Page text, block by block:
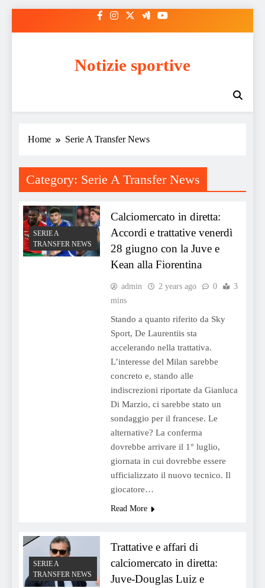
Notizie sportive
Home Serie A Transfer News
Category: Serie A Transfer News
SERIE A
TRANSFER NEWS
Calciomercato in diretta:
Accordi e trattative venerdì
28 giugno con la Juve e
Kean alla Fiorentina
admin 2 years ago 0
3
mins
Stando a quanto riferito da Sky
Sport, De Laurentiis sta
accelerando nella trattativa.
L’interesse del Milan sarebbe
concreto e, stando alle
indiscrezioni riportate da Gianluca
Di Marzio, ci sarebbe stato un
sondaggio per il francese. Le
alternative? La conferma
dovrebbe arrivare il 1° luglio,
giornata in cui dovrebbe essere
ufficializzato il nuovo tecnico. Il
giocatore…
Read More
SERIE A
TRANSFER NEWS
Trattative e affari di
calciomercato in diretta:
Juve-Douglas Luiz e